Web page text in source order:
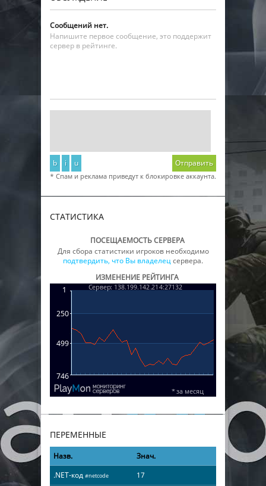
Сообщений нет.
Напишите первое сообщение, это поддержит
сервер в рейтинге.
b i u Отправить
* Спам и реклама приведут к блокировке аккаунта.
СТАТИСТИКА
ПОСЕЩАЕМОСТЬ СЕРВЕРА
Для сбора статистики игроков необходимо
подтвердить, что Вы владелецсервера.
ИЗМЕНЕНИЕ РЕЙТИНГА
ПЕРЕМЕННЫЕ
Назв.
Знач.
.NET-код #netcode
17